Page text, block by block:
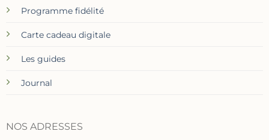
Programme fidélité
Carte cadeau digitale
Les guides
Journal
NOS ADRESSES